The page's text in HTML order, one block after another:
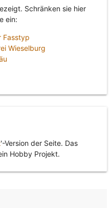
Schränken sie hier
ein:
Fasstyp
Wieselburg
'-Version der Seite. Das
Hobby Projekt.